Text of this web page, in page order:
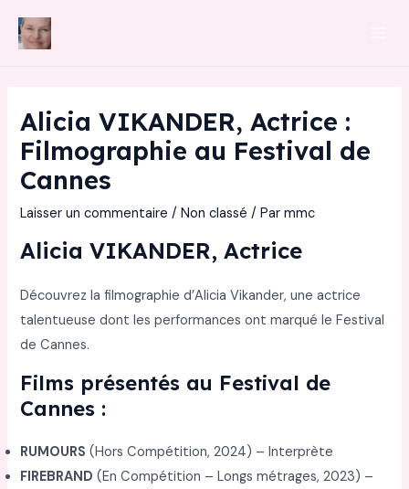
Alicia VIKANDER, Actrice :
Filmographie au Festival de
Cannes
Laisser un commentaire /Non classé / Parmmc
Alicia VIKANDER, Actrice
Découvrez la filmographie d’Alicia Vikander, une actrice
talentueuse dont les performances ont marqué le Festival
de Cannes.
Films présentés au Festival de
Cannes :
RUMOURS (Hors Compétition, 2024) – Interprète
FIREBRAND (En Compétition – Longs métrages, 2023) –